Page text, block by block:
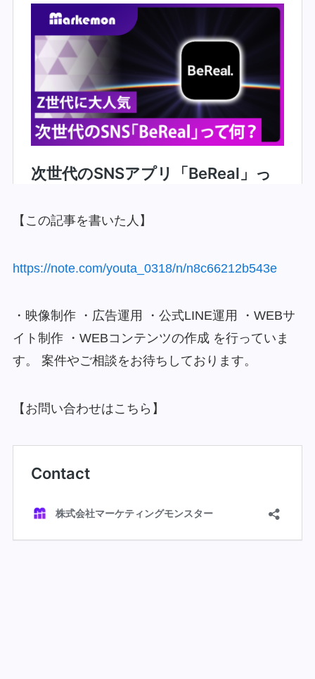
【この記事を書いた人】
https://note.com/youta_0318/n/n8c66212b543e
・映像制作 ・広告運用 ・公式LINE運用 ・WEBサ
イト制作 ・WEBコンテンツの作成 を行っていま
す。 案件やご相談をお待ちしております。
【お問い合わせはこちら】